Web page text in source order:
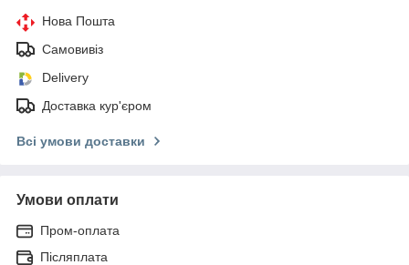
Нова Пошта
Самовивіз
Delivery
Доставка кур'єром
Всі умови доставки
Умови оплати
Пром-оплата
Післяплата